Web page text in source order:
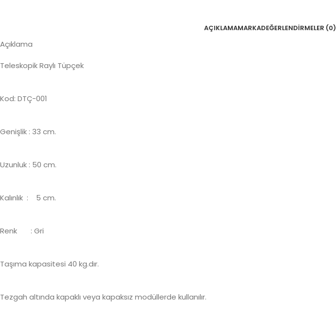
AÇIKLAMAMARKADEĞERLENDIRMELER (0)
Açıklama
Teleskopik Raylı Tüpçek
Kod: DTÇ-001
Genişlik : 33 cm.
Uzunluk : 50 cm.
Kalınlık : 5 cm.
Renk : Gri
Taşıma kapasitesi 40 kg.dır.
Tezgah altında kapaklı veya kapaksız modüllerde kullanılır.